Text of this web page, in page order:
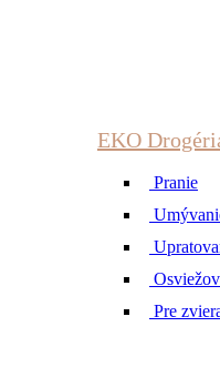
EKO
Pranie
Pre